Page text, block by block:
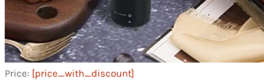
Price: [price_with_discount]